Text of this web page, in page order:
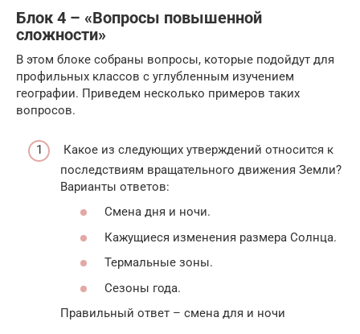
Блок 4 – «Вопросы повышенной
сложности»
В этом блоке собраны вопросы, которые подойдут для
профильных классов с углубленным изучением
географии. Приведем несколько примеров таких
вопросов.
Какое из следующих утверждений относится к
последствиям вращательного движения Земли?
Варианты ответов:
Смена дня и ночи.
Кажущиеся изменения размера Солнца.
Термальные зоны.
Сезоны года.
Правильный ответ – смена для и ночи